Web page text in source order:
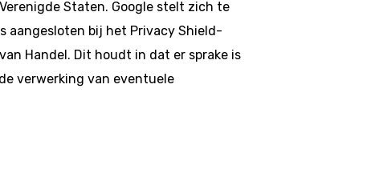
Staten. Google stelt zich te
aangesloten bij het Privacy Shield-
Handel. Dit houdt in dat er sprake is
verwerking van eventuele